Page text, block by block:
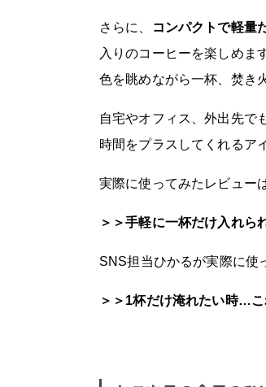
さらに、 コンパクトで軽量
入りのコーヒーを楽しめま
色を眺めながら一杯、焚き
自宅やオフィス、外出先で
時間をプラスしてくれるア
実際に使ってみたレビュー
＞＞手軽に一杯だけ入れら
SNS担当ひかるが実際に使
＞＞1杯だけ淹れたい時…こ